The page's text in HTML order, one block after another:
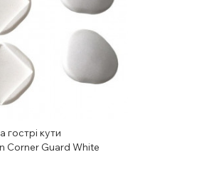
гострі кути
Corner Guard White